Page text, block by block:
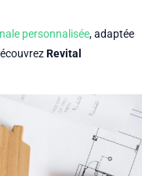
personnalisée, adaptée
Revital